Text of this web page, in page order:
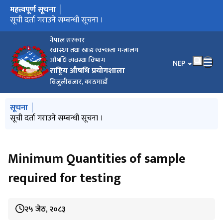
नेपाल सरकार
स्वास्थ्य तथा खाद्य स्वच्छता मन्त्रालय
औषधि व्यवस्था विभाग
राष्ट्रिय औषधि प्रयोगशाला
बिजुलीबजार, काठमाडौं
भाषा चयन गर्नुहोस्
NEP
मुख्य नेभिगेसनमा जानुहोस्
महत्त्वपूर्ण सूचना
ISO certificate
सूची दर्ता गराउने सम्बन्धी सूचना ।
मुख्य नेभिगेसनमा जानुहोस्
सूचना
ISO certificate
सूची दर्ता गराउने सम्बन्धी सूचना ।
Minimum Quantities of sample
required for testing
२५ जेठ, २०८३